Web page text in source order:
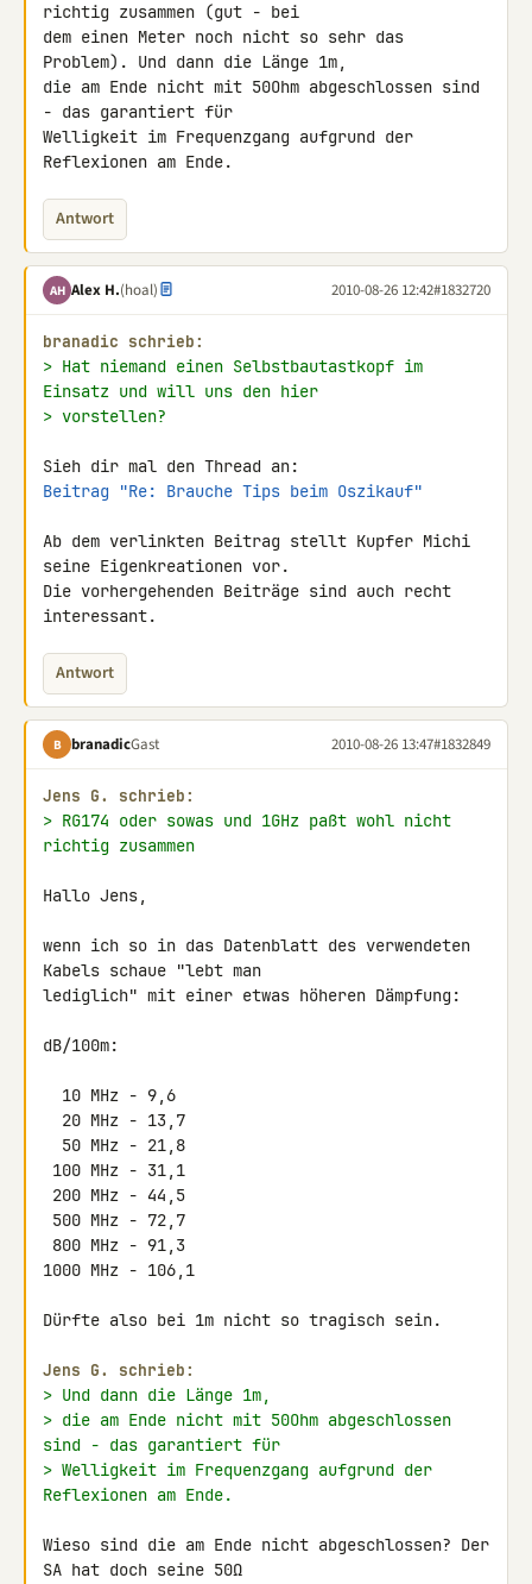
richtig zusammen (gut - bei
dem einen Meter noch nicht so sehr das
Problem). Und dann die Länge 1m,
die am Ende nicht mit 50Ohm abgeschlossen sind
- das garantiert für
Welligkeit im Frequenzgang aufgrund der
Reflexionen am Ende.
Antwort
AH Alex H.(hoal) 2010-08-26 12:42#1832720
branadic schrieb:
> Hat niemand einen Selbstbautastkopf im
Einsatz und will uns den hier
> vorstellen?
Beitrag "Re: Brauche Tips beim Oszikauf"
Ab dem verlinkten Beitrag stellt Kupfer Michi
seine Eigenkreationen vor.
Die vorhergehenden Beiträge sind auch recht
interessant.
Antwort
B branadicGast 2010-08-26 13:47#1832849
Jens G. schrieb:
> RG174 oder sowas und 1GHz paßt wohl nicht
richtig zusammen
Hallo Jens,
wenn ich so in das Datenblatt des verwendeten
Kabels schaue "lebt man
lediglich" mit einer etwas höheren Dämpfung:
dB/100m:
1000 MHz - 106,1
Dürfte also bei 1m nicht so tragisch sein.
Jens G. schrieb:
> Und dann die Länge 1m,
> die am Ende nicht mit 50Ohm abgeschlossen
sind - das garantiert für
> Welligkeit im Frequenzgang aufgrund der
Reflexionen am Ende.
Wieso sind die am Ende nicht abgeschlossen? Der
SA hat doch seine 50Ω